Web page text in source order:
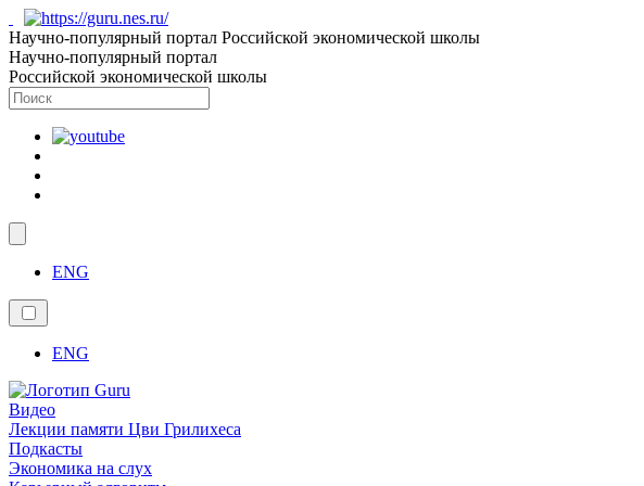
Научно-популярный портал Российской экономической школы
Научно-популярный портал
Российской экономической школы
ENG
ENG
Видео
Лекции памяти Цви Грилихеса
Подкасты
Экономика на слух